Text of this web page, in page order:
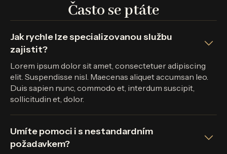
Často se ptáte
Jak rychle lze specializovanou službu
zajistit?
Lorem ipsum dolor sit amet, consectetuer adipiscing
elit. Suspendisse nisl. Maecenas aliquet accumsan leo.
Duis sapien nunc, commodo et, interdum suscipit,
sollicitudin et, dolor.
Umíte pomoci i s nestandardním
požadavkem?